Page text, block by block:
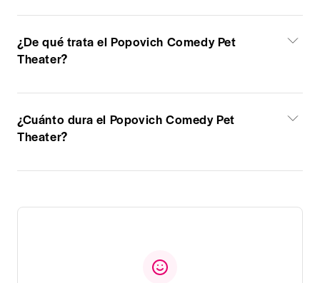
¿De qué trata el Popovich Comedy Pet
Theater?
¿Cuánto dura el Popovich Comedy Pet
Theater?